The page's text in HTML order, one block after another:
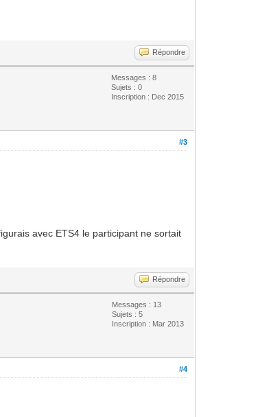
Répondre
Messages : 8
Sujets : 0
Inscription : Dec 2015
#3
avec ETS4 le participant ne sortait
Répondre
Messages : 13
Sujets : 5
Inscription : Mar 2013
#4